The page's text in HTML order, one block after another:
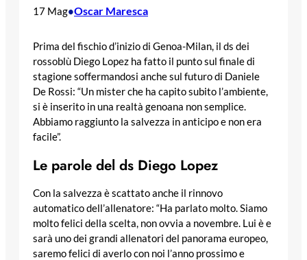
17 Mag•Oscar Maresca
Prima del fischio d’inizio di Genoa-Milan, il ds dei
rossoblù Diego Lopez ha fatto il punto sul finale di
stagione soffermandosi anche sul futuro di Daniele
De Rossi: “Un mister che ha capito subito l’ambiente,
si è inserito in una realtà genoana non semplice.
Abbiamo raggiunto la salvezza in anticipo e non era
facile”.
Le parole del ds Diego Lopez
Con la salvezza è scattato anche il rinnovo
automatico dell’allenatore: “Ha parlato molto. Siamo
molto felici della scelta, non ovvia a novembre. Lui è e
sarà uno dei grandi allenatori del panorama europeo,
saremo felici di averlo con noi l’anno prossimo e